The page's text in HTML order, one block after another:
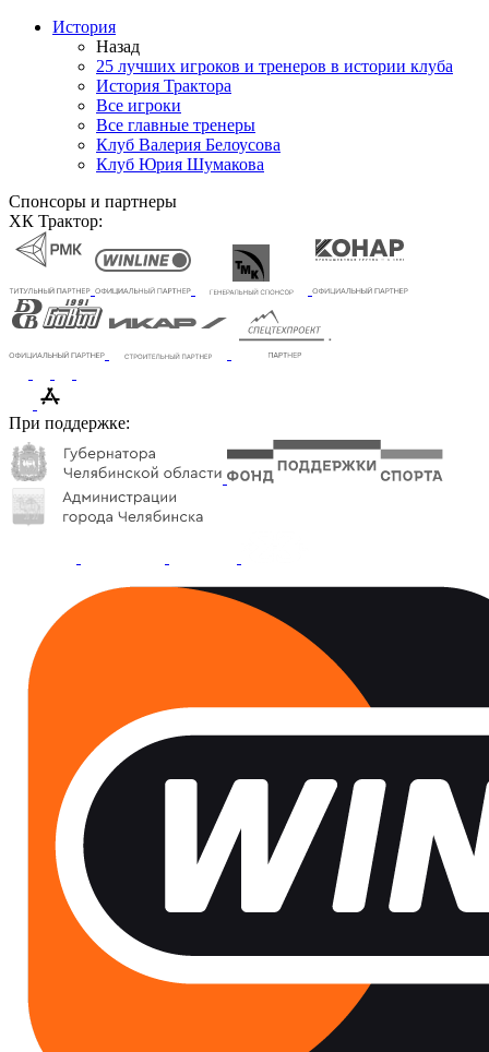
История
Назад
25 лучших игроков и тренеров в истории клуба
История Трактора
Все игроки
Все главные тренеры
Клуб Валерия Белоусова
Клуб Юрия Шумакова
Спонсоры и партнеры
ХК Трактор:
При поддержке: